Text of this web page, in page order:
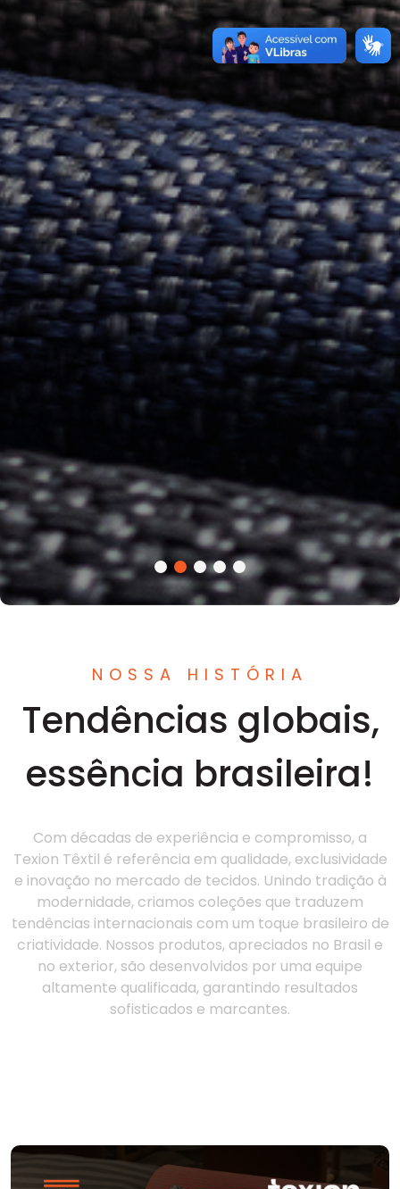
NOSSA HISTÓRIA
Tendências globais,
essência brasileira!
Com décadas de experiência e compromisso, a
Texion Têxtil é referência em qualidade, exclusividade
e inovação no mercado de tecidos. Unindo tradição à
modernidade, criamos coleções que traduzem
tendências internacionais com um toque brasileiro de
criatividade. Nossos produtos, apreciados no Brasil e
no exterior, são desenvolvidos por uma equipe
altamente qualificada, garantindo resultados
sofisticados e marcantes.